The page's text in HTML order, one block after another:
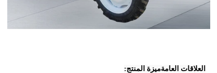
العلاقات العامةميزة المنتج: